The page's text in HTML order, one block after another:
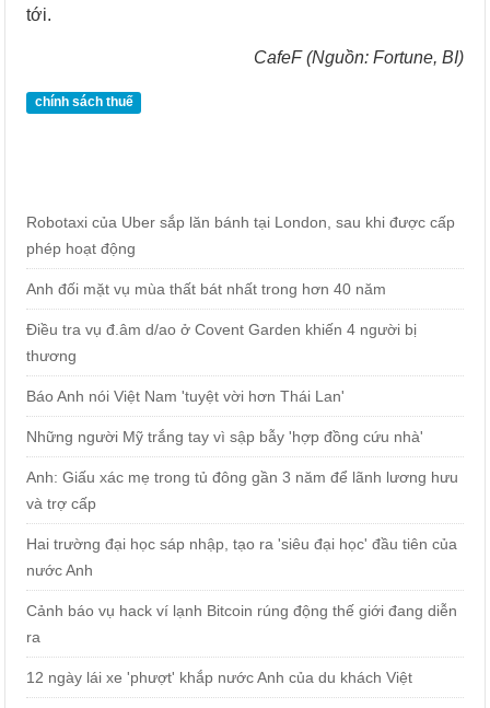
tới.
CafeF (Nguồn: Fortune, BI)
chính sách thuế
Robotaxi của Uber sắp lăn bánh tại London, sau khi được cấp
phép hoạt động
Anh đối mặt vụ mùa thất bát nhất trong hơn 40 năm
Điều tra vụ đ.âm d/ao ở Covent Garden khiến 4 người bị
thương
Báo Anh nói Việt Nam 'tuyệt vời hơn Thái Lan'
Những người Mỹ trắng tay vì sập bẫy 'hợp đồng cứu nhà'
Anh: Giấu xác mẹ trong tủ đông gần 3 năm để lãnh lương hưu
và trợ cấp
Hai trường đại học sáp nhập, tạo ra 'siêu đại học' đầu tiên của
nước Anh
Cảnh báo vụ hack ví lạnh Bitcoin rúng động thế giới đang diễn
ra
12 ngày lái xe 'phượt' khắp nước Anh của du khách Việt